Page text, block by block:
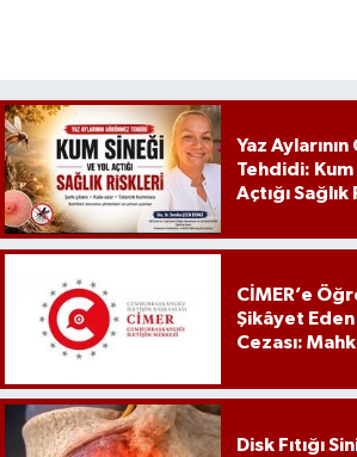
Yaz
Tehdidi: Kum
Açtığı
CİMER’e
Şikâyet
Cezası:
Disk Fıtığı